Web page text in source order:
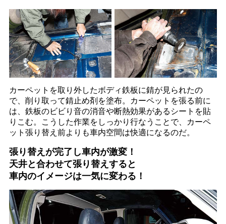
カーペットを取り外したボディ鉄板に錆が見られたの
で、削り取って錆止め剤を塗布。カーペットを張る前に
は、鉄板のビビり音の消音や断熱効果があるシートを貼
りこむ。こうした作業をしっかり行なうことで、カーペ
ット張り替え前よりも車内空間は快適になるのだ。
張り替えが完了し車内が激変！
天井と合わせて張り替えすると
車内のイメージは一気に変わる！